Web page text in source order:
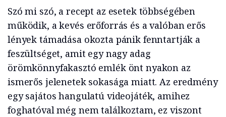
Szó mi szó, a recept az esetek többségében
működik, a kevés erőforrás és a valóban erős
lények támadása okozta pánik fenntartják a
feszültséget, amit egy nagy adag
örömkönnyfakasztó emlék önt nyakon az
ismerős jelenetek sokasága miatt. Az eredmény
egy sajátos hangulatú videojáték, amihez
foghatóval még nem találkoztam, ez viszont